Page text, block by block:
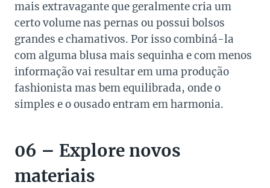
mais extravagante que geralmente cria um
certo volume nas pernas ou possui bolsos
grandes e chamativos. Por isso combiná-la
com alguma blusa mais sequinha e com menos
informação vai resultar em uma produção
fashionista mas bem equilibrada, onde o
simples e o ousado entram em harmonia.
06 – Explore novos
materiais